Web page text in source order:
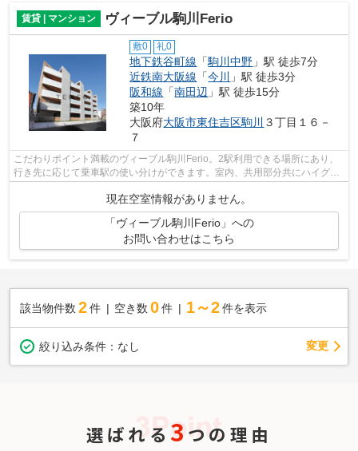
賃貸 | マンション ヴィーブル駒川Ferio
敷0 礼0
地下鉄谷町線 「駒川中野 」駅 徒歩7分
近鉄南大阪線 「今川
」駅 徒歩3分
阪和線 「南田辺 」駅 徒歩15分
築10年
大阪府大阪市東住吉区駒川 ３丁目１６－
７
こだわりポイント満載のヴィーブル駒川Ferio。2駅利用できる場所にあり、
行き先に応じて乗車駅の使い分けができます。室内、共用部分共にハイグレ
現在空室情報がありません。
「ヴィーブル駒川Ferio」への
お問い合わせはこちら
該当物件数 2件 空き数 0 件 1～2 件を表示
絞り込み条件： なし 変更
選ばれる 3 つの理由